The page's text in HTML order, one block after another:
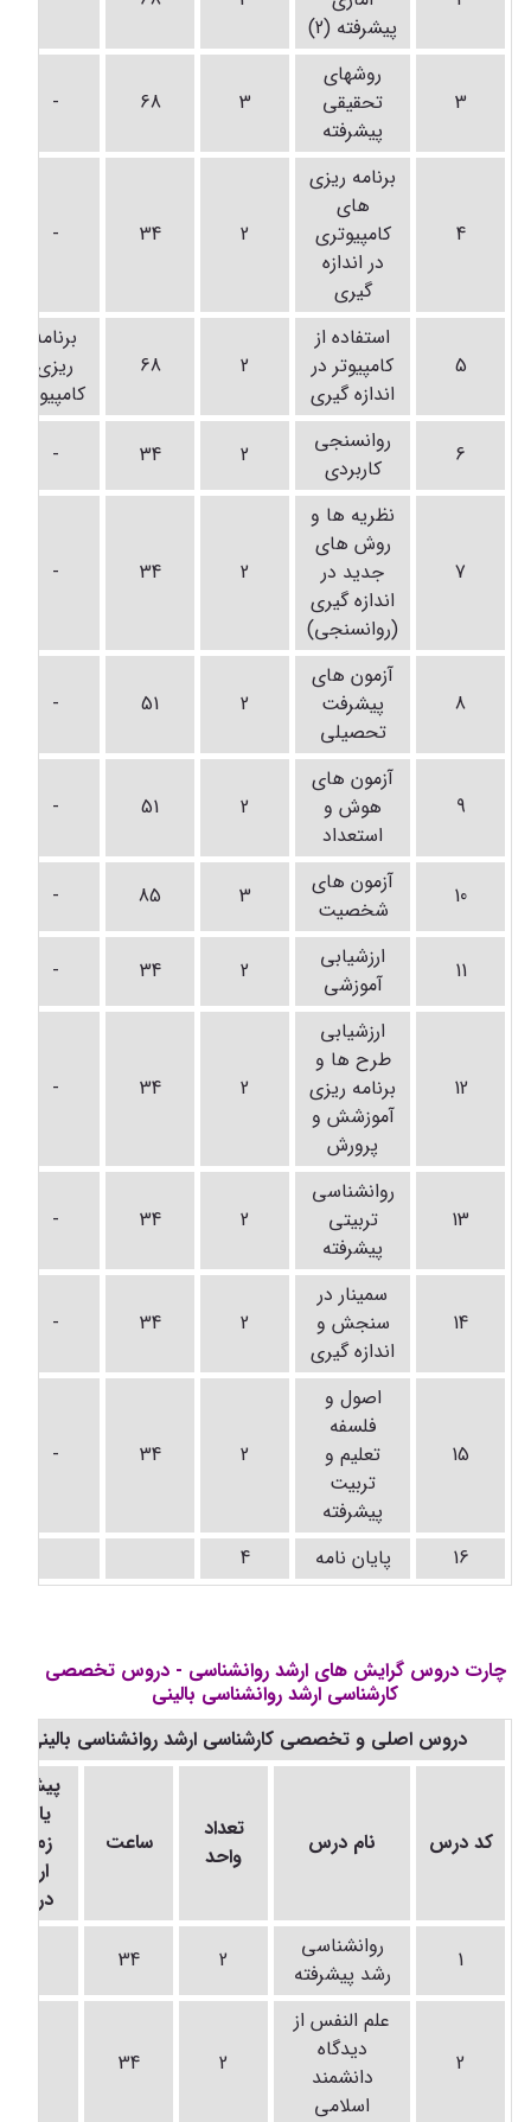
پیشرفته (2)
3
روشهای
تحقیقی
پیشرفته
3
68
-
4
برنامه ریزی
های
کامپیوتری
در اندازه
گیری
2
34
-
5
استفاده از
کامپیوتر در
اندازه گیری
2
68
برنامه
ریزی
کامپیوتر
6
روانسنجی
کاربردی
2
34
-
7
نظریه ها و
روش های
جدید در
اندازه گیری
(روانسنجی)
2
34
-
8
آزمون های
پیشرفت
تحصیلی
2
51
-
9
آزمون های
هوش و
استعداد
2
51
-
10
آزمون های
شخصیت
3
85
-
11
ارزشیابی
آموزشی
2
34
-
12
ارزشیابی
طرح ها و
برنامه ریزی
آموزشش و
پرورش
2
34
-
13
روانشناسی
تربیتی
پیشرفته
2
34
-
14
سمینار در
سنجش و
اندازه گیری
2
34
-
15
اصول و
فلسفه
تعلیم و
تربیت
پیشرفته
2
34
-
16 پایان نامه 4
چارت دروس گرایش های ارشد روانشناسی - دروس تخصصی
کارشناسی ارشد روانشناسی بالینی
دروس اصلی و تخصصی کارشناسی ارشد روانشناسی بالینی
کد درس نام درس
تعداد
واحد
ساعت
پیشنیاز
یا در
زمان
ارائه
درس
1
روانشناسی
رشد پیشرفته
2
34
2
علم النفس از
دیدگاه
دانشمند
اسلامی
2
34